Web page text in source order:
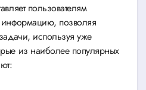
пользователям
информацию, позволяя
используя уже
из наиболее популярных